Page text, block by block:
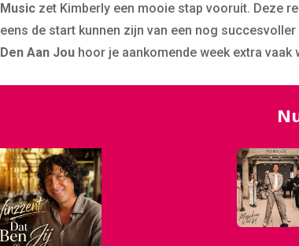
Musiczet Kimberly een mooie stap vooruit. Deze
eens de start kunnen zijn van een nog succesvoller
Den Aan Jou hoor je aankomende week extra vaak